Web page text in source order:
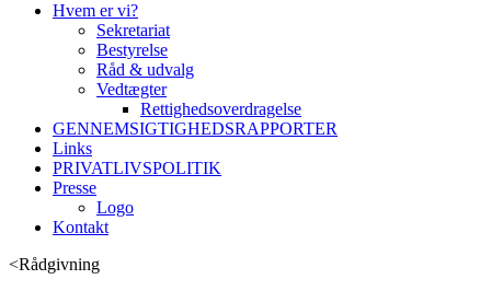
Hvem er vi?
Sekretariat
Bestyrelse
Råd & udvalg
Vedtægter
Rettighedsoverdragelse
GENNEMSIGTIGHEDSRAPPORTER
Links
PRIVATLIVSPOLITIK
Presse
Logo
Kontakt
<Rådgivning